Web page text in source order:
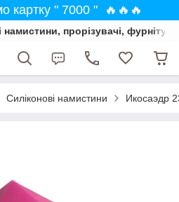
картку " 7000 " 🔥🔥🔥
намистини, прорізувачі,
Силіконові намистини Икосаэдр